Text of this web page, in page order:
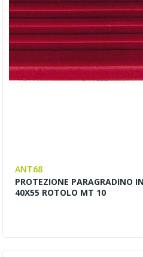
ANT68
PROTEZIONE PARAGRADINO
40X55 ROTOLO MT 10